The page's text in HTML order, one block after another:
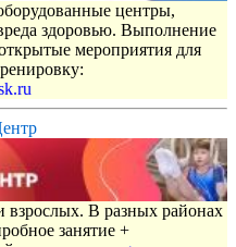
центры,
здоровью. Выполнение
мероприятия для
взрослых. В разных районах
занятие +